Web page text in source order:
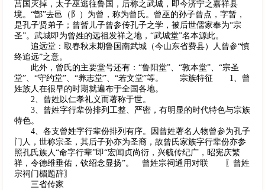
莒国灭掉，太子巫逃往鲁国，后称之武城，即今济宁之嘉祥县
境。“鄫”去邑（阝）为曾，称为曾氏。曾巫的孙子曾点，字暂，
是孔子贤弟子；曾暂儿子曾参传孔子之学，被后世儒家奉为“宗
圣”。武城即为曾姓的远祖发祥之地，“武城堂”名本源此。
追远堂：取春秋末期鲁国南武城（今山东省费县）人曾参“慎
终追远”之意。
此外，曾氏的主要堂号还有：“鲁阳堂”、“敦本堂”、“宗圣
堂”、“守约堂”、“养志堂”、“若文堂”等。 宗族特征 1、曾
姓族人在很早的时期就遍布于全国各地。
2、曾姓以仁孝礼义而著称于世。
3、曾姓字行辈份排列工整、严密，有明显的时代特色与宗族
特色。
4、各支曾姓字行辈份排列有序。因曾姓著名人物曾参为孔子
门人，世称宗圣，其后子孙亦为圣裔，故曾氏家族字行辈份亦参
照孔氏族人“命字行辈”即“宏闻贞尚衍，兴毓传纪广，昭宪庆繁
祥，令德维垂佑，钦绍念显扬”。 曾姓宗祠通用对联 〖曾姓
宗祠门楣题辞〗
三省传家